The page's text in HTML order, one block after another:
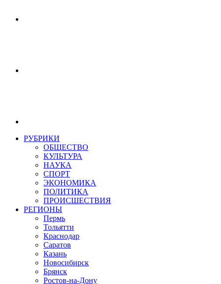
РУБРИКИ
ОБЩЕСТВО
КУЛЬТУРА
НАУКА
СПОРТ
ЭКОНОМИКА
ПОЛИТИКА
ПРОИСШЕСТВИЯ
РЕГИОНЫ
Пермь
Тольятти
Краснодар
Саратов
Казань
Новосибирск
Брянск
Ростов-на-Дону